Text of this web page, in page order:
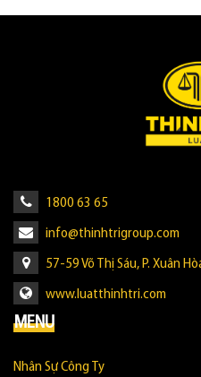
1800 63 65
info@thinhtrigroup.com
57-59 Võ Thị Sáu, P. Xuân
www.luatthinhtri.com
MENU
Nhân Sự Công Ty